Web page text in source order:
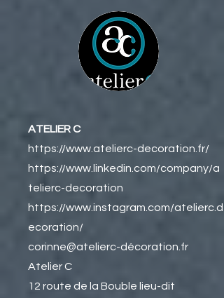
ATELIER C
https://www.atelierc-decoration.fr/
https://www.linkedin.com/company/a
telierc-decoration
https://www.instagram.com/atelierc.d
ecoration/
corinne@atelierc-décoration.fr
Atelier C
12 route de la Bouble lieu-dit